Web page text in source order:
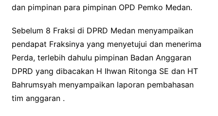
dan pimpinan para pimpinan OPD Pemko Medan.
Sebelum 8 Fraksi di DPRD Medan menyampaikan
pendapat Fraksinya yang menyetujui dan menerima
Perda, terlebih dahulu pimpinan Badan Anggaran
DPRD yang dibacakan H Ihwan Ritonga SE dan HT
Bahrumsyah menyampaikan laporan pembahasan
tim anggaran .